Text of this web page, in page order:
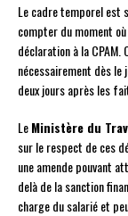
Le cadre temporel est
compter du moment
déclaration à la
nécessairement dès le
deux jours après les
LeMinistère du
sur le respect de ces
une amende pouvant
delà de la sanction
charge du salarié et